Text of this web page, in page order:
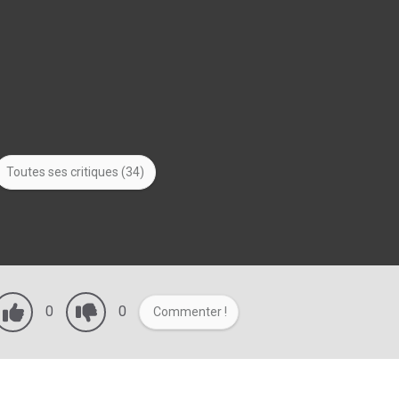
Toutes ses critiques (34)
0 0 Commenter !